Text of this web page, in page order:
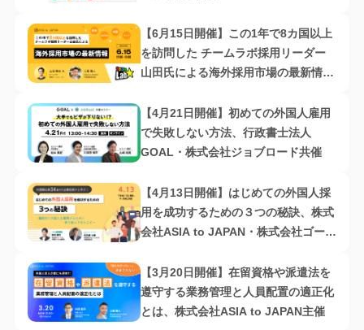
【6月15日開催】この1年で8カ国以上
を訪問した チームラボ採用リーダー
山田氏による海外採用市場の最新情
【4月21日開催】初めての外国人雇用
で失敗しない方法、行政書士法人
GOAL・株式会社ジョブロード共催
【4月13日開催】はじめての外国人採
用を成功するための３つの秘訣、株式
会社ASIA to JAPAN・株式会社ゴーリ
【3月20日開催】在留資格や派遣法を
遵守する業務管理と人員配置の適正化
とは​、株式会社ASIA to JAPAN主催